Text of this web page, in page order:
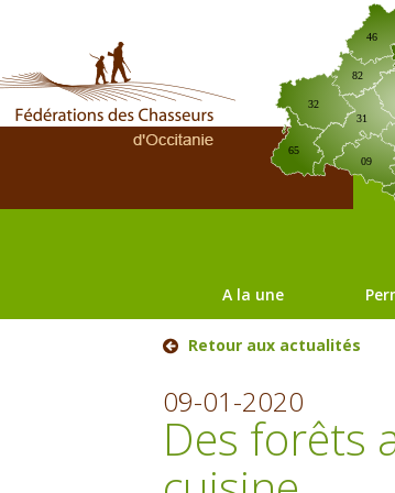
09
31
32
46
65
82
A la une
Retour aux actualités
09-01-2020
Des forêts